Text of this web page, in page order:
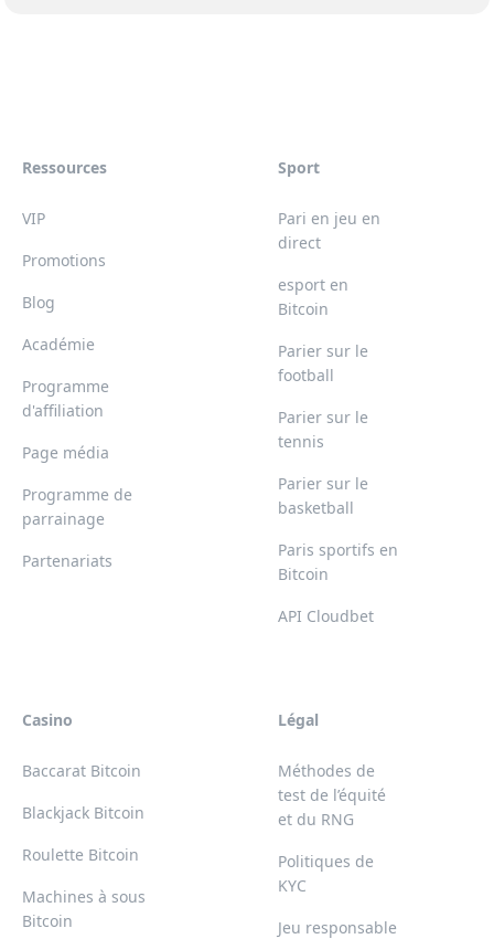
Ressources
VIP
Promotions
Blog
Académie
Programme
d'affiliation
Page média
Programme de
parrainage
Partenariats
Sport
Pari en jeu en
direct
esport en
Bitcoin
Parier sur le
football
Parier sur le
tennis
Parier sur le
basketball
Paris sportifs en
Bitcoin
API Cloudbet
Casino
Baccarat Bitcoin
Blackjack Bitcoin
Roulette Bitcoin
Machines à sous
Bitcoin
Légal
Méthodes de
test de l’équité
et du RNG
Politiques de
KYC
Jeu responsable